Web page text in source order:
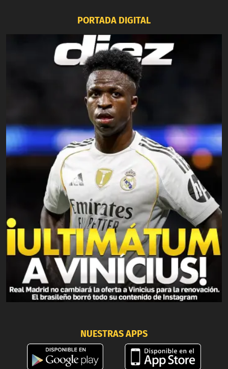
PORTADA DIGITAL
NUESTRAS APPS